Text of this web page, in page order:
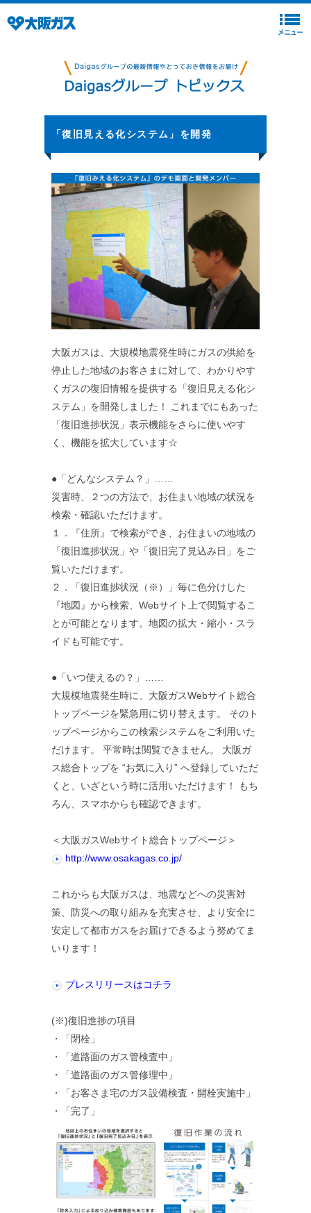
「復旧見える化システム」を開発
大阪ガスは、大規模地震発生時にガスの供給を
停止した地域のお客さまに対して、わかりやす
くガスの復旧情報を提供する「復旧見える化シ
ステム」を開発しました！ これまでにもあった
「復旧進捗状況」表示機能をさらに使いやす
く、機能を拡大しています☆
●「どんなシステム？」……
災害時、２つの方法で、お住まい地域の状況を
検索・確認いただけます。
１．『住所』で検索ができ、お住まいの地域の
「復旧進捗状況」や「復旧完了見込み日」をご
覧いただけます。
２．「復旧進捗状況（※）」毎に色分けした
『地図』から検索、Webサイト上で閲覧するこ
とが可能となります。地図の拡大・縮小・スラ
イドも可能です。
●「いつ使えるの？」……
大規模地震発生時に、大阪ガスWebサイト総合
トップページを緊急用に切り替えます。 そのト
ップページからこの検索システムをご利用いた
だけます。 平常時は閲覧できません。 大阪ガ
ス総合トップを “お気に入り” へ登録していただ
くと、いざという時に活用いただけます！ もち
ろん、スマホからも確認できます。
＜大阪ガスWebサイト総合トップページ＞
http://www.osakagas.co.jp/
これからも大阪ガスは、地震などへの災害対
策、防災への取り組みを充実させ、より安全に
安定して都市ガスをお届けできるよう努めてま
いります！
プレスリリースはコチラ
(※)復旧進捗の項目
・「閉栓」
・「道路面のガス管検査中」
・「道路面のガス管修理中」
・「お客さま宅のガス設備検査・開栓実施中」
・「完了」